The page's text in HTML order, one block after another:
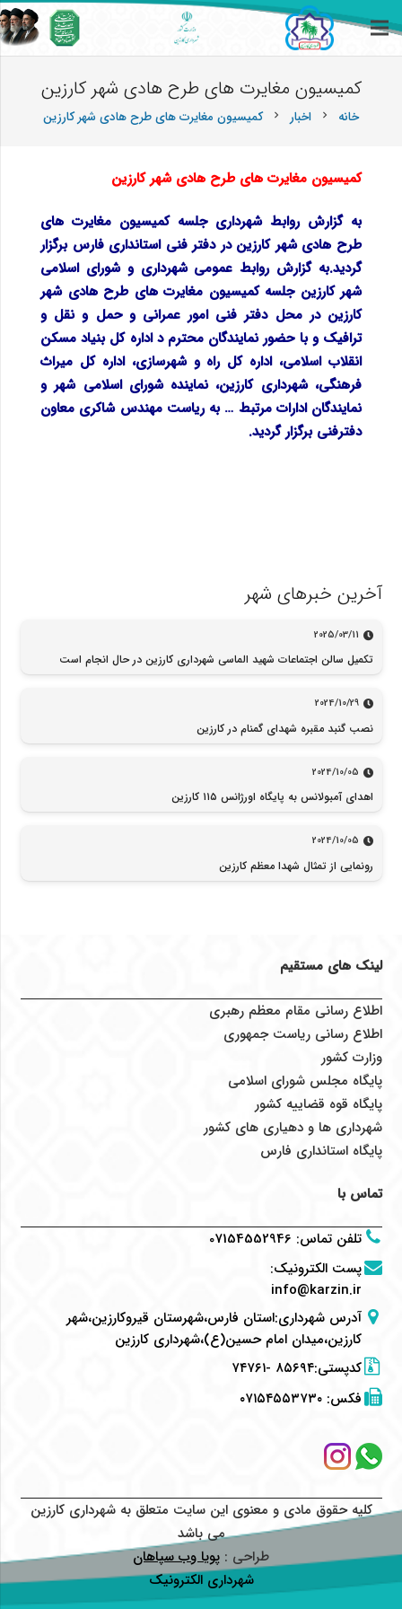
کمیسیون مغایرت های طرح هادی شهر کارزین
خانه chevron_right اخبار chevron_right کمیسیون مغایرت های طرح هادی شهر کارزین
کمیسیون مغایرت های طرح هادی شهر کارزین
به گزارش روابط شهرداری جلسه کمیسیون مغایرت های
طرح هادی شهر کارزین در دفتر فنی استانداری فارس برگزار
گردید.به گزارش روابط عمومی شهرداری و شورای اسلامی
شهر کارزین جلسه کمیسیون مغایرت های طرح هادی شهر
کارزین در محل دفتر فنی امور عمرانی و حمل و نقل و
ترافیک و با حضور نمایندگان محترم د اداره کل بنیاد مسکن
انقلاب اسلامی، اداره کل راه و شهرسازی، اداره کل میراث
فرهنگی، شهرداری کارزین، نماینده شورای اسلامی شهر و
نمایندگان ادارات مرتبط … به ریاست مهندس شاکری معاون
دفترفنی برگزار گردید.
آخرین خبرهای شهر
2025/03/11
تکمیل سالن اجتماعات شهید الماسی شهرداری کارزین در حال انجام است
2024/10/29
نصب گنبد مقبره شهدای گمنام در کارزین
2024/10/05
اهدای آمبولانس به پایگاه اورژانس ۱۱۵ کارزین
2024/10/05
رونمایی از تمثال شهدا معظم کارزین
لینک های مستقیم
اطلاع رسانی مقام معظم رهبری
اطلاع رسانی ریاست جمهوری
وزارت کشور
پایگاه مجلس شورای اسلامی
پایگاه قوه قضاییه کشور
شهرداری ها و دهیاری های کشور
پایگاه استانداری فارس
تماس با
تلفن تماس:
07154552946
پست الکترونیک:
info@karzin.ir
آدرس شهرداری:استان فارس،شهرستان قیروکارزین،شهر
کارزین،میدان امام حسین(ع)،شهرداری کارزین
کدپستی:۸۵۶۹۴ -۷۴۷۶۱
فکس:۰۷۱۵۴۵۵۳۷۳۰
کلیه حقوق مادی و معنوی این سایت متعلق به شهرداری کارزین
می باشد
طراحی : پویا وب سپاهان
شهرداری الکترونیک